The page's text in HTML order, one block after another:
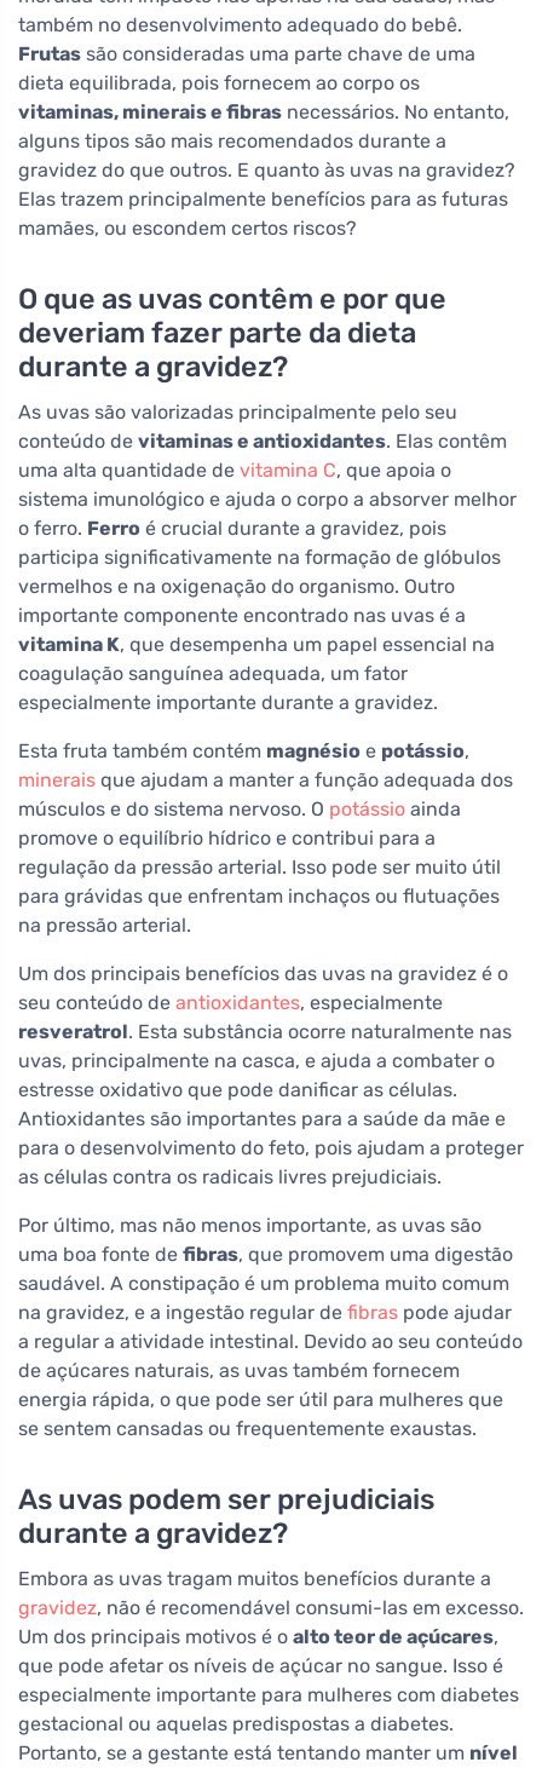
também no desenvolvimento adequado do bebê.
Frutas são consideradas uma parte chave de uma
dieta equilibrada, pois fornecem ao corpo os
vitaminas, minerais e fibras necessários. No entanto,
alguns tipos são mais recomendados durante a
gravidez do que outros. E quanto às uvas na gravidez?
Elas trazem principalmente benefícios para as futuras
mamães, ou escondem certos riscos?
O que as uvas contêm e por que
deveriam fazer parte da dieta
durante a gravidez?
As uvas são valorizadas principalmente pelo seu
conteúdo de vitaminas e antioxidantes. Elas contêm
uma alta quantidade de vitamina C, que apoia o
sistema imunológico e ajuda o corpo a absorver melhor
o ferro. Ferro é crucial durante a gravidez, pois
participa significativamente na formação de glóbulos
vermelhos e na oxigenação do organismo. Outro
importante componente encontrado nas uvas é a
vitamina K, que desempenha um papel essencial na
coagulação sanguínea adequada, um fator
especialmente importante durante a gravidez.
Esta fruta também contém magnésio e potássio,
minerais que ajudam a manter a função adequada dos
músculos e do sistema nervoso. O potássio ainda
promove o equilíbrio hídrico e contribui para a
regulação da pressão arterial. Isso pode ser muito útil
para grávidas que enfrentam inchaços ou flutuações
na pressão arterial.
Um dos principais benefícios das uvas na gravidez é o
seu conteúdo de antioxidantes, especialmente
resveratrol. Esta substância ocorre naturalmente nas
uvas, principalmente na casca, e ajuda a combater o
estresse oxidativo que pode danificar as células.
Antioxidantes são importantes para a saúde da mãe e
para o desenvolvimento do feto, pois ajudam a proteger
as células contra os radicais livres prejudiciais.
Por último, mas não menos importante, as uvas são
uma boa fonte de fibras, que promovem uma digestão
saudável. A constipação é um problema muito comum
na gravidez, e a ingestão regular de fibras pode ajudar
a regular a atividade intestinal. Devido ao seu conteúdo
de açúcares naturais, as uvas também fornecem
energia rápida, o que pode ser útil para mulheres que
se sentem cansadas ou frequentemente exaustas.
As uvas podem ser prejudiciais
durante a gravidez?
Embora as uvas tragam muitos benefícios durante a
gravidez, não é recomendável consumi-las em excesso.
Um dos principais motivos é o alto teor de açúcares,
que pode afetar os níveis de açúcar no sangue. Isso é
especialmente importante para mulheres com diabetes
gestacional ou aquelas predispostas a diabetes.
Portanto, se a gestante está tentando manter um nível